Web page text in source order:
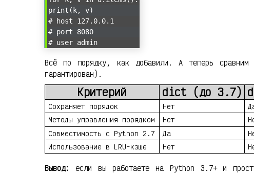
print(k, v)
# host 127.0.0.1
# port 8080
# user admin
Всё по порядку, как добавили. А теперь сравним
гарантирован).
Критерий dict (до 3.7)
Сохраняет порядок Нет
Методы управления порядком
Нет
Совместимость с Python 2.7
Да
Использование в LRU-кэше
Нет
Вывод: если вы работаете на Python 3.7+ и